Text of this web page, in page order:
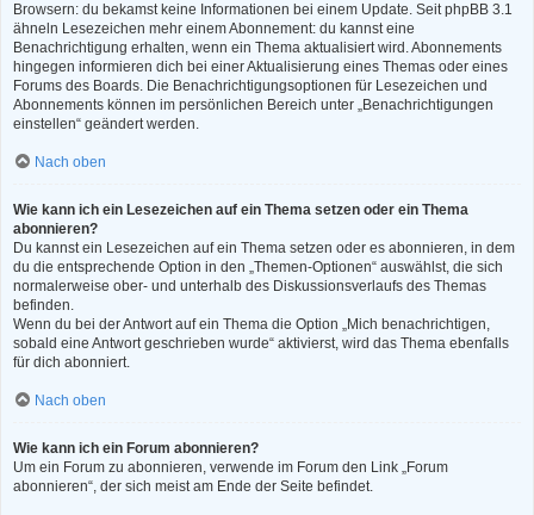
Browsern: du bekamst keine Informationen bei einem Update. Seit phpBB 3.1
ähneln Lesezeichen mehr einem Abonnement: du kannst eine
Benachrichtigung erhalten, wenn ein Thema aktualisiert wird. Abonnements
hingegen informieren dich bei einer Aktualisierung eines Themas oder eines
Forums des Boards. Die Benachrichtigungsoptionen für Lesezeichen und
Abonnements können im persönlichen Bereich unter „Benachrichtigungen
einstellen“ geändert werden.
Nach oben
Wie kann ich ein Lesezeichen auf ein Thema setzen oder ein Thema
abonnieren?
Du kannst ein Lesezeichen auf ein Thema setzen oder es abonnieren, in dem
du die entsprechende Option in den „Themen-Optionen“ auswählst, die sich
normalerweise ober- und unterhalb des Diskussionsverlaufs des Themas
befinden.
Wenn du bei der Antwort auf ein Thema die Option „Mich benachrichtigen,
sobald eine Antwort geschrieben wurde“ aktivierst, wird das Thema ebenfalls
für dich abonniert.
Nach oben
Wie kann ich ein Forum abonnieren?
Um ein Forum zu abonnieren, verwende im Forum den Link „Forum
abonnieren“, der sich meist am Ende der Seite befindet.